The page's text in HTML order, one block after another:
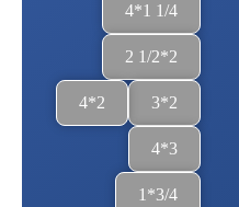
1/4 1*4
2*1/2 2
2*3
2*4
3*4
3/4*1